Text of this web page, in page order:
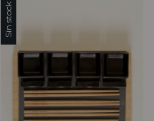
Sin stock